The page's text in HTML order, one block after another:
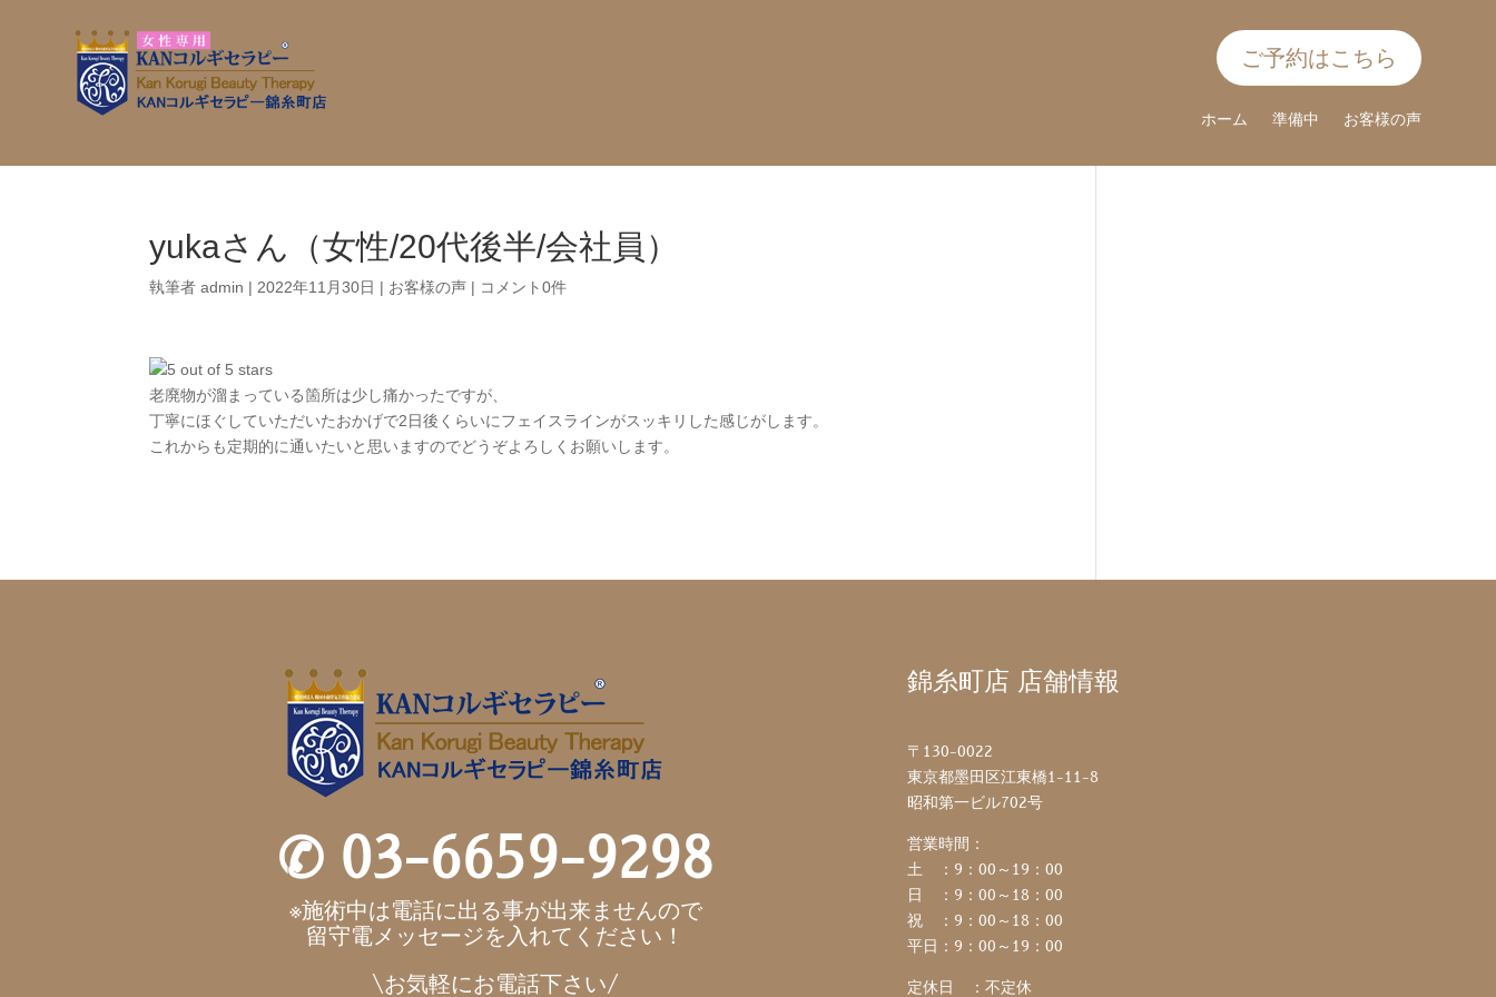
ご予約はこちら
ホーム 準備中 お客様の声
yukaさん（女性/20代後半/会社員）
執筆者admin | 2022年11月30日 | お客様の声 | コメント0件
老廃物が溜まっている箇所は少し痛かったですが、
丁寧にほぐしていただいたおかげで2日後くらいにフェイスラインがスッキリした感じがします。
これからも定期的に通いたいと思いますのでどうぞよろしくお願いします。
✆ 03-6659-9298
※施術中は電話に出る事が出来ませんので
留守電メッセージを入れてください！
\お気軽にお電話下さい/
錦糸町店 店舗情報
〒130-0022
東京都墨田区江東橋1-11-8
昭和第一ビル702号
営業時間：
土 ：9：00～19：00
日 ：9：00～18：00
祝 ：9：00～18：00
平日：9：00～19：00
定休日 ：不定休